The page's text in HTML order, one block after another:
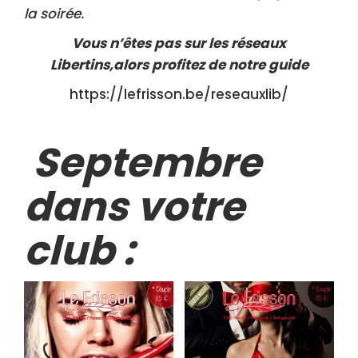
la soirée.
Vous n’êtes pas sur les réseaux
Libertins,alors profitez de notre guide
https://lefrisson.be/reseauxlib/
Septembre
dans votre
club :